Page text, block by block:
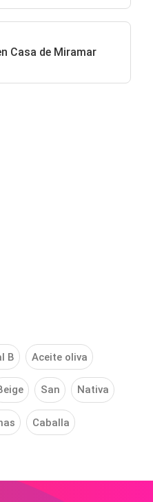
Casa de Miramar
B Aceite oliva
San Nativa
Caballa